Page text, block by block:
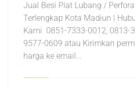
Jual Besi Plat Lubang /
Terlengkap Kota Madiun |
Kami 0851-7333-0012, 0813-
9577-0609 atau Kirimkan
harga ke email…